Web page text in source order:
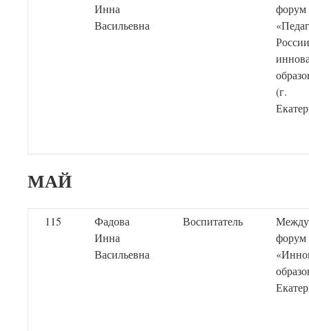
Инна
Васильевна
форум
(г.
МАЙ
115
Фадова
Инна
Васильевна
Воспитатель
форум